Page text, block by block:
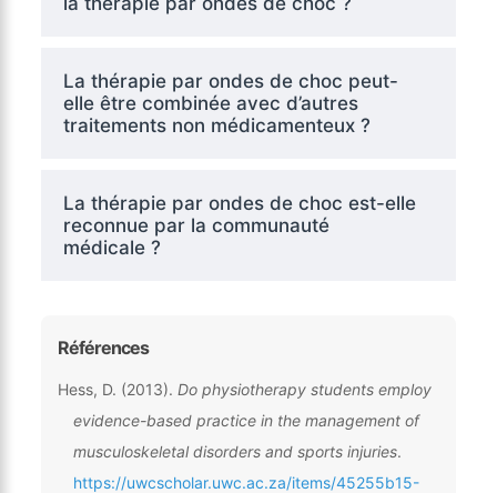
La thérapie par ondes de choc peut-
elle être combinée avec d’autres
traitements non médicamenteux ?
La thérapie par ondes de choc est-elle
reconnue par la communauté
médicale ?
Références
Hess, D. (2013). Do physiotherapy students employ
evidence-based practice in the management of
musculoskeletal disorders and sports injuries.
https://uwcscholar.uwc.ac.za/items/45255b15-